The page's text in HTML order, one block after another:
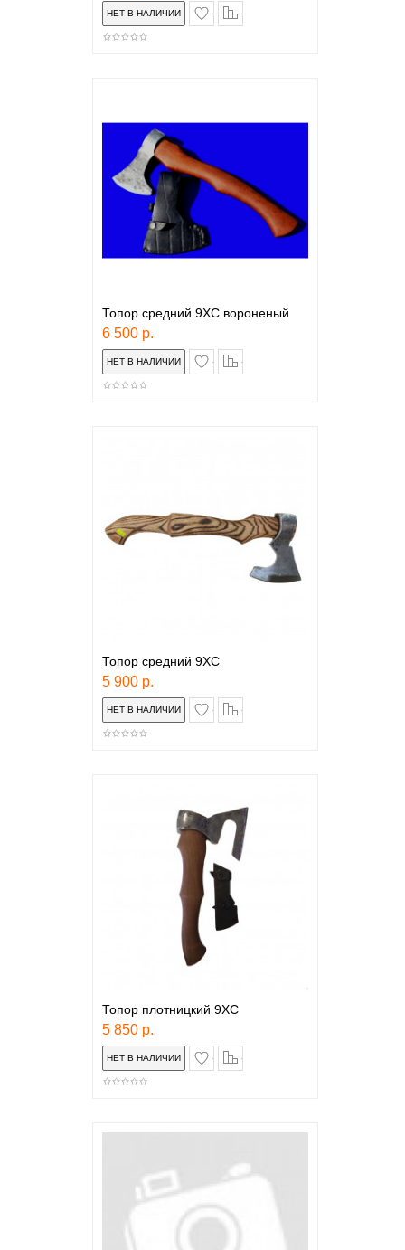
в закладки
Топор средний 9ХС вороненый
6 500 р.
в закладки
Топор средний 9ХС
5 900 р.
в закладки
Топор плотницкий 9ХС
5 850 р.
в закладки